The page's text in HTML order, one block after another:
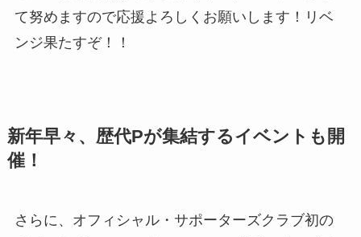
て努めますので応援よろしくお願いします！リベ
ンジ果たすぞ！！
新年早々、歴代Pが集結するイベントも開
催！
さらに、オフィシャル・サポーターズクラブ初の